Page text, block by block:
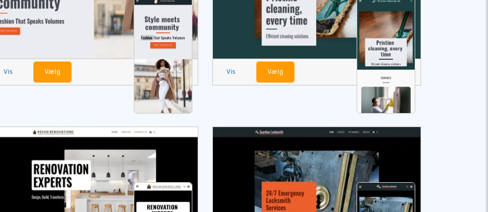
Vis Vælg Vis Vælg